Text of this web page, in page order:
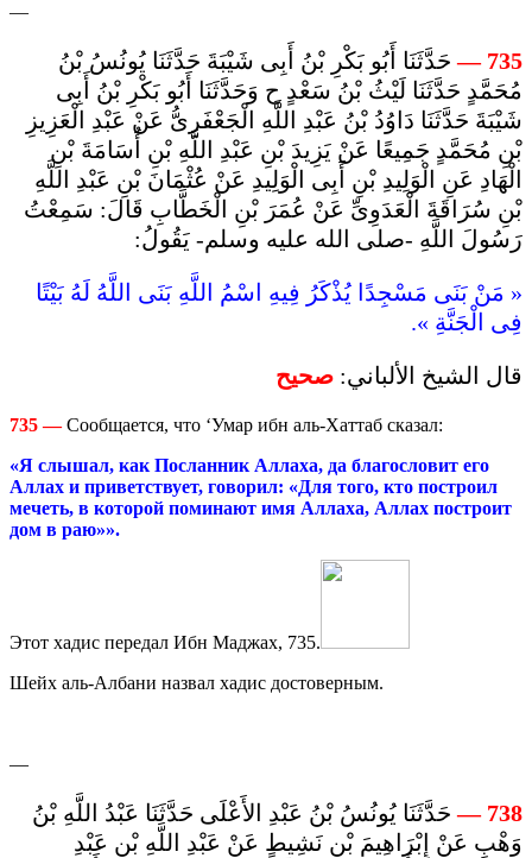
—
735
—حَدَّثَنَا أَبُو بَكْرِ بْنُ أَبِى شَيْبَةَ حَدَّثَنَا يُونُسُ بْنُ
مُحَمَّدٍ حَدَّثَنَا لَيْثُ بْنُ سَعْدٍ ح وَحَدَّثَنَا أَبُو بَكْرِ بْنُ أَبِى
شَيْبَةَ حَدَّثَنَا دَاوُدُ بْنُ عَبْدِ اللَّهِ الْجَعْفَرِىُّ عَنْ عَبْدِ الْعَزِيزِ
بْنِ مُحَمَّدٍ جَمِيعًا عَنْ يَزِيدَ بْنِ عَبْدِ اللَّهِ بْنِ أُسَامَةَ بْنِ
الْهَادِ عَنِ الْوَلِيدِ بْنِ أَبِى الْوَلِيدِ عَنْ عُثْمَانَ بْنِ عَبْدِ اللَّهِ
بْنِ سُرَاقَةَ الْعَدَوِىِّ عَنْ عُمَرَ بْنِ الْخَطَّابِ قَالَ: سَمِعْتُ
رَسُولَ اللَّهِ -صلى الله عليه وسلم- يَقُولُ:
« مَنْ بَنَى مَسْجِدًا يُذْكَرُ فِيهِ اسْمُ اللَّهِ بَنَى اللَّهُ لَهُ بَيْتًا
فِى الْجَنَّةِ ».
قال الشيخ الألباني: صحيح
735 —Сообщается, что ‘Умар ибн аль-Хаттаб сказал:
«Я слышал, как Посланник Аллаха, да благословит его
Аллах и приветствует, говорил: «Для того, кто построил
мечеть, в которой поминают имя Аллаха, Аллах построит
дом в раю»».
Этот хадис передал Ибн Маджах, 735.
Шейх аль-Албани назвал хадис достоверным.
—
738
—حَدَّثَنَا يُونُسُ بْنُ عَبْدِ الأَعْلَى حَدَّثَنَا عَبْدُ اللَّهِ بْنُ
وَهْبٍ عَنْ إِبْرَاهِيمَ بْنِ نَشِيطٍ عَنْ عَبْدِ اللَّهِ بْنِ عَبْدِ